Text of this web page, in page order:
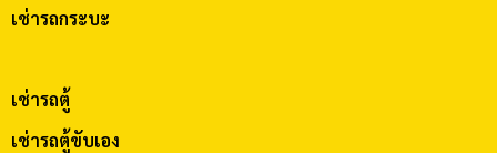
เช่ารถกระบะ
เช่ารถตู้
เช่ารถตู้ขับเอง